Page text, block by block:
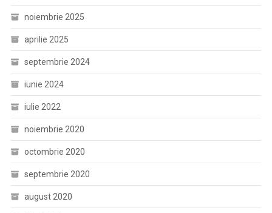
noiembrie 2025
aprilie 2025
septembrie 2024
iunie 2024
iulie 2022
noiembrie 2020
octombrie 2020
septembrie 2020
august 2020